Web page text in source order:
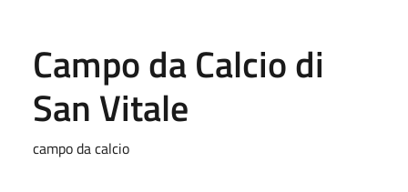
Campo da Calcio di
San Vitale
campo da calcio